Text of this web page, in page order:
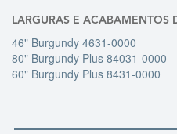
LARGURAS E ACABAMENTOS
46" Burgundy 4631-0000
80" Burgundy Plus 84031-0000
60" Burgundy Plus 8431-0000